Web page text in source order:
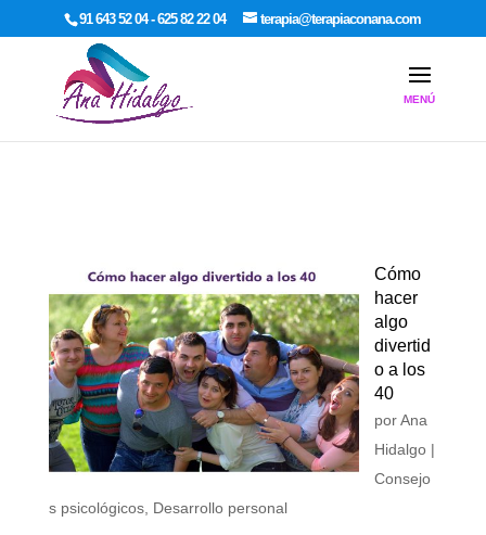
google-site-verification: google7dcda757e565a307.html
91 643 52 04 - 625 82 22 04 terapia@terapiaconana.com
Cómo
hacer
algo
divertid
o a los
40
porAna
Hidalgo|
Consejo
s psicológicos, Desarrollo personal